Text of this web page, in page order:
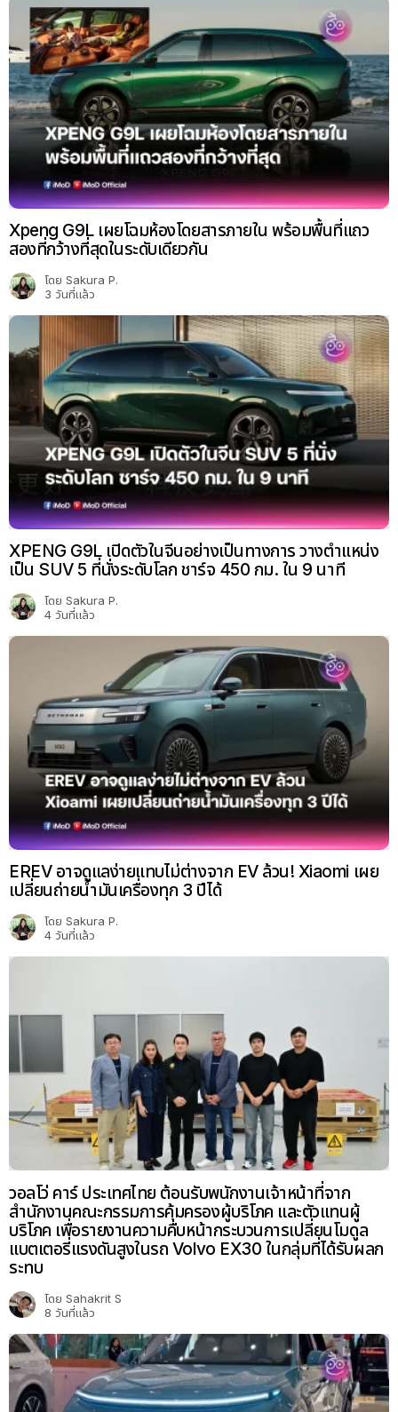
Xpeng G9L เผยโฉมห้องโดยสารภายใน พร้อมพื้นที่แถว
สองที่กว้างที่สุดในระดับเดียวกัน
โดย Sakura P.
3 วันที่แล้ว
XPENG G9L เปิดตัวในจีนอย่างเป็นทางการ วางตำแหน่ง
เป็น SUV 5 ที่นั่งระดับโลก ชาร์จ 450 กม. ใน 9 นาที
โดย Sakura P.
4 วันที่แล้ว
EREV อาจดูแลง่ายแทบไม่ต่างจาก EV ล้วน! Xiaomi เผย
เปลี่ยนถ่ายน้ำมันเครื่องทุก 3 ปีได้
โดย Sakura P.
4 วันที่แล้ว
วอลโว่ คาร์ ประเทศไทย ต้อนรับพนักงานเจ้าหน้าที่จาก
สำนักงานคณะกรรมการคุ้มครองผู้บริโภค และตัวแทนผู้
บริโภค เพื่อรายงานความคืบหน้ากระบวนการเปลี่ยนโมดูล
แบตเตอรี่แรงดันสูงในรถ Volvo EX30 ในกลุ่มที่ได้รับผลก
ระทบ
โดย Sahakrit S
8 วันที่แล้ว